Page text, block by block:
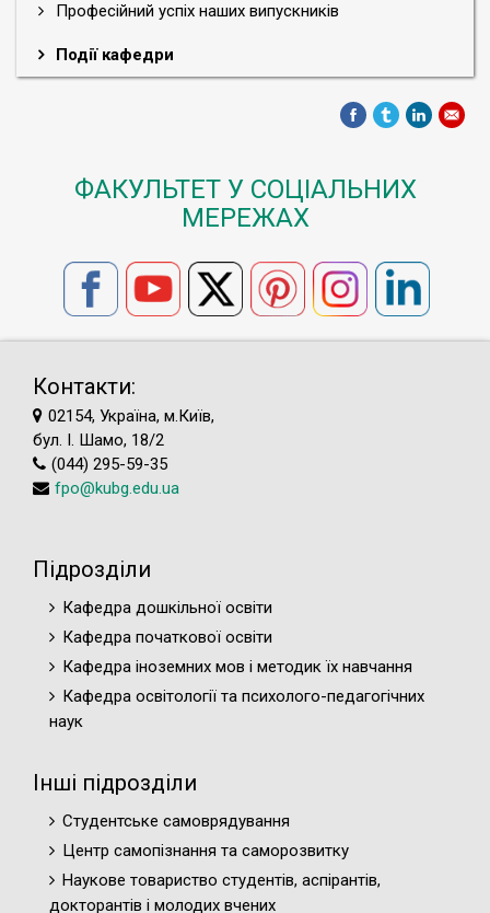
Професійний успіх наших випускників
Події кафедри
ФАКУЛЬТЕТ У СОЦІАЛЬНИХ
МЕРЕЖАХ
Контакти:
02154, Україна, м.Київ,
бул. І. Шамо, 18/2
(044) 295-59-35
fpo@kubg.edu.ua
Підрозділи
Кафедра дошкільної освіти
Кафедра початкової освіти
Кафедра іноземних мов і методик їх навчання
Кафедра освітології та психолого-педагогічних
наук
Інші підрозділи
Студентське самоврядування
Центр самопізнання та саморозвитку
Наукове товариство студентів, аспірантів,
докторантів і молодих вчених